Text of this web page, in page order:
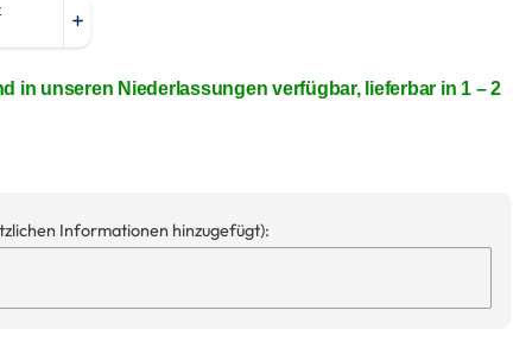
in unseren Niederlassungen verfügbar, lieferbar in 1 – 2
Informationen hinzugefügt):